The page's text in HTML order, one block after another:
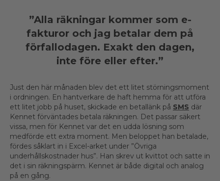
”Alla räkningar kommer som e-
fakturor och jag betalar dem på
förfallodagen. Exakt den dagen,
inte före eller efter.”
Just den här månaden blev det ett litet störningsmoment
i ordningen. En hantverkare de haft hemma för att utföra
ett litet jobb på huset, skickade en betallänk på SMS där
Kennet förväntades betala räkningen. Det passar säkert
vissa, men för Kennet var det en udda lösning som
medförde ett extra moment. Men beloppet han betalade,
fördes såklart in i Excel-arket under ”Övriga
underhållskostnader hus”. Han skrev ut kvittot och satte in
det i sin räkningspärm. Kennet är både digital och analog
på en gång.